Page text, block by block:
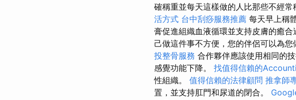
確稱重並每天這樣做的人比那些不經
活方式 台中刮痧服務推薦 每天早上稱
膏促進組織血液循環並支持皮膚的癒合
己做這件事不方便，您的伴侶可以為您
投整骨服務 合作夥伴應該使用相同的
感覺功能下降。 找值得信賴的
性組織。 值得信賴的法律顧問 推拿師
置，並支持肛門和尿道的閉合。